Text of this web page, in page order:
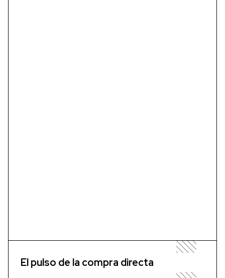
El pulso de la compra directa